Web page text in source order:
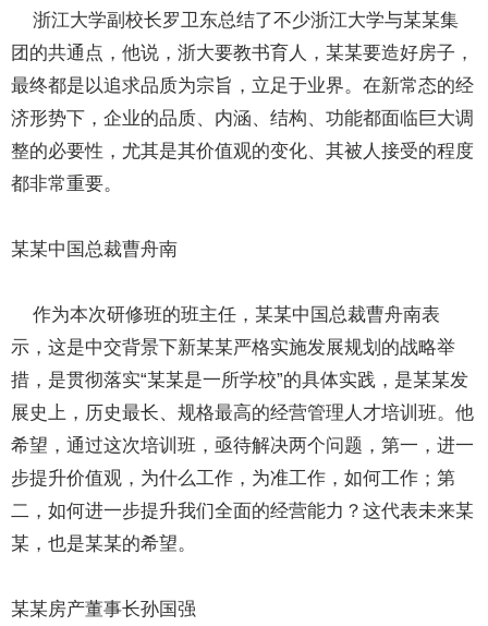
浙江大学副校长罗卫东总结了不少浙江大学与某某集
团的共通点，他说，浙大要教书育人，某某要造好房子，
最终都是以追求品质为宗旨，立足于业界。在新常态的经
济形势下，企业的品质、内涵、结构、功能都面临巨大调
整的必要性，尤其是其价值观的变化、其被人接受的程度
都非常重要。
某某中国总裁曹舟南
作为本次研修班的班主任，某某中国总裁曹舟南表
示，这是中交背景下新某某严格实施发展规划的战略举
措，是贯彻落实“某某是一所学校”的具体实践，是某某发
展史上，历史最长、规格最高的经营管理人才培训班。他
希望，通过这次培训班，亟待解决两个问题，第一，进一
步提升价值观，为什么工作，为准工作，如何工作；第
二，如何进一步提升我们全面的经营能力？这代表未来某
某，也是某某的希望。
某某房产董事长孙国强